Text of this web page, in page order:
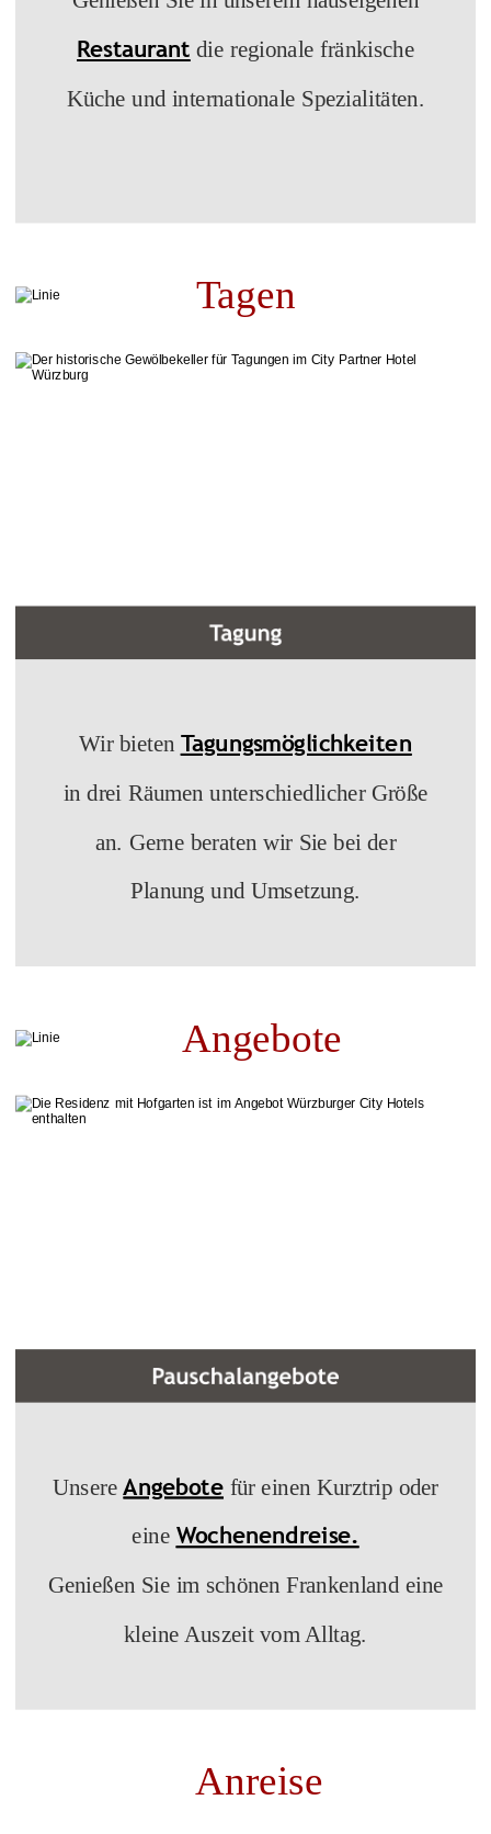
Restaurant die regionale fränkische
Küche und internationale Spezialitäten.
Tagen
Wir bieten Tagungsmöglichkeiten
in drei Räumen unterschiedlicher Größe
an. Gerne beraten wir Sie bei der
Planung und Umsetzung.
Angebote
UnsereAngebotefür einen Kurztrip oder
eine Wochenendreise.
Genießen Sie im schönen Frankenland eine
kleine Auszeit vom Alltag.
Anreise